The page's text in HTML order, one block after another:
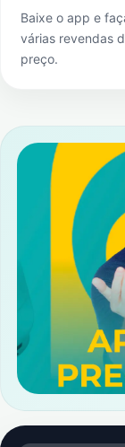
Baixe o app e
várias revendas
preço.